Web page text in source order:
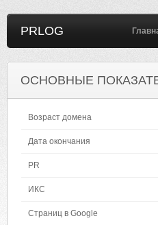
PRLOG
ОСНОВНЫЕ
Возраст домена
Дата окончания
PR
ИКС
Страниц в Google